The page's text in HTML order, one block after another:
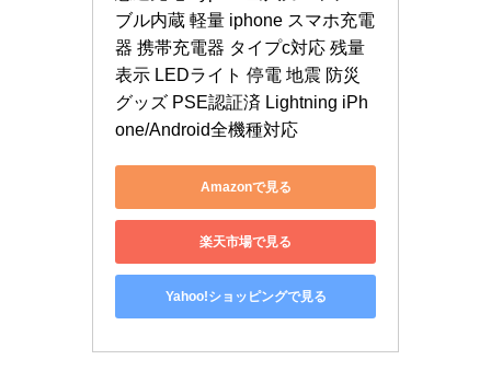
ブル内蔵 軽量 iphone スマホ充電
器 携帯充電器 タイプc対応 残量
表示 LEDライト 停電 地震 防災
グッズ PSE認証済 Lightning iPh
one/Android全機種対応
Amazonで見る
楽天市場で見る
Yahoo!ショッピングで見る